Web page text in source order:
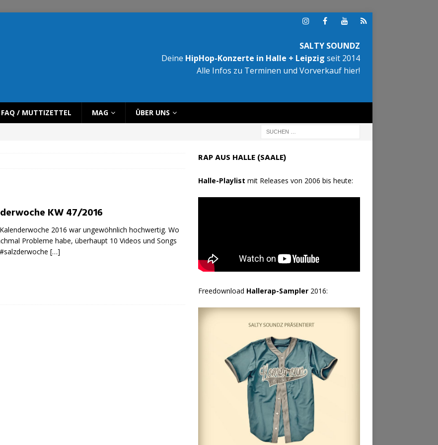
SALTY SOUNDZ
Deine HipHop-Konzerte in Halle + Leipzig seit 2014
Alle Infos zu Terminen und Vorverkauf hier!
FAQ / MUTTIZETTEL MAG ÜBER UNS
KW 47/2016
2016 war ungewöhnlich hochwertig. Wo
Probleme habe, überhaupt 10 Videos und Songs
[…]
RAP AUS HALLE (SAALE)
Halle-Playlist mit Releases von 2006 bis heute:
Freedownload Hallerap-Sampler2016: